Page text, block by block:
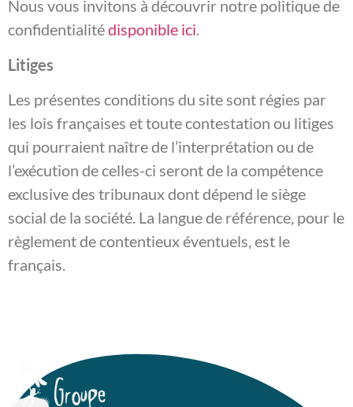
Nous vous invitons à découvrir notre politique de
confidentialitédisponible ici.
Litiges
Les présentes conditions du site sont régies par
les lois françaises et toute contestation ou litiges
qui pourraient naître de l’interprétation ou de
l’exécution de celles-ci seront de la compétence
exclusive des tribunaux dont dépend le siège
social de la société. La langue de référence, pour le
règlement de contentieux éventuels, est le
français.